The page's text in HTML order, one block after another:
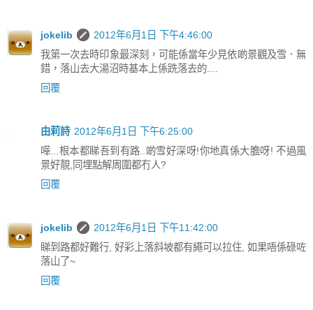
jokelib
2012年6月1日 下午4:46:00
我第一次去時印象最深刻，可能係當年少見依啲景觀及雪．無
錯，落山去大湯沼時基本上係跣落去的....
回覆
由莉詩 2012年6月1日 下午6:25:00
嘩...根本都睇吾到有路..啲雪好深呀!你地真係大膽呀! 不過風
景好靚,同埋點解周圍都冇人?
回覆
jokelib
2012年6月1日 下午11:42:00
睇到路都好難行, 好彩上落斜坡都有繩可以拉住, 如果唔係碌咗
落山了~
回覆